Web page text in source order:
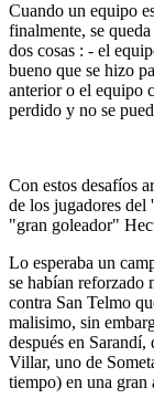
Cuando un equipo
finalmente, se
dos cosas : - el
bueno que se hizo
anterior o el equipo
perdido y no se
Con estos desafíos
de los jugadores
"gran goleador"
Lo esperaba un
se habían reforzado
contra San Telmo
malisimo, sin
después en
Villar, uno de
tiempo) en una gran